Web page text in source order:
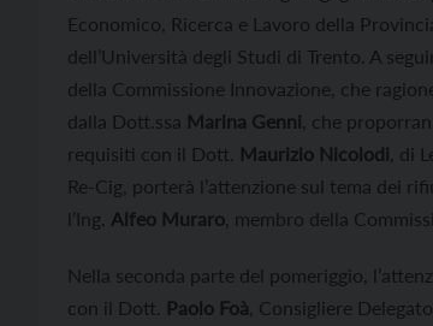
Economico, Ricerca e Lavoro della
dell’Università degli Studi di Trento. A
della Commissione Innovazione, che
dalla Dott.ssa Marina Genni , che
requisiti con il Dott. Maurizio Nicolodi , di
Re-Cig, porterà l’attenzione sul tema dei
l’Ing. Alfeo Muraro , membro della
Nella seconda parte del pomeriggio,
con il Dott. Paolo Foà , Consigliere